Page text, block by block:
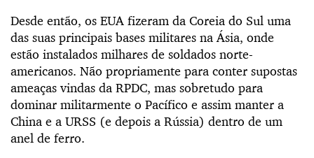
Desde então, os EUA fizeram da Coreia do Sul uma
das suas principais bases militares na Ásia, onde
estão instalados milhares de soldados norte-
americanos. Não propriamente para conter supostas
ameaças vindas da RPDC, mas sobretudo para
dominar militarmente o Pacífico e assim manter a
China e a URSS (e depois a Rússia) dentro de um
anel de ferro.